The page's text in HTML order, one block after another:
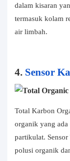
dalam kisaran
termasuk kolam
air limbah.
4. Sensor
Total Karbon
organik yang ada
partikulat.
polusi organik